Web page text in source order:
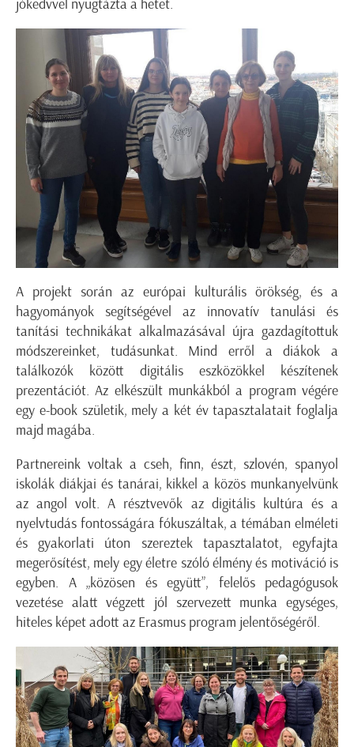
jókedvvel nyugtázta a hetet.
A projekt során az európai kulturális örökség, és a
hagyományok segítségével az innovatív tanulási és
tanítási technikákat alkalmazásával újra gazdagítottuk
módszereinket, tudásunkat. Mind erről a diákok a
találkozók között digitális eszközökkel készítenek
prezentációt. Az elkészült munkákból a program végére
egy e-book születik, mely a két év tapasztalatait foglalja
majd magába.
Partnereink voltak a cseh, finn, észt, szlovén, spanyol
iskolák diákjai és tanárai, kikkel a közös munkanyelvünk
az angol volt. A résztvevők az digitális kultúra és a
nyelvtudás fontosságára fókuszáltak, a témában elméleti
és gyakorlati úton szereztek tapasztalatot, egyfajta
megerősítést, mely egy életre szóló élmény és motiváció is
egyben. A „közösen és együtt”, felelős pedagógusok
vezetése alatt végzett jól szervezett munka egységes,
hiteles képet adott az Erasmus program jelentőségéről.